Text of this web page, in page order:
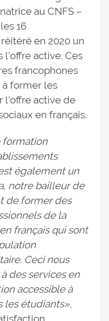
au CNFS –
16
en 2020 un
active. Ces
francophones
à former les
active de
en français.
formation
également un
notre bailleur de
de former des
de la
français qui sont
Ceci nous
des services en
accessible à
les étudiants»,